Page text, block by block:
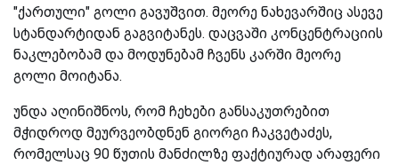
"ქართული" გოლი გავუშვით. მეორე ნახევარშიც ასევე
სტანდარტიდან გაგვიტანეს. დაცვაში კონცენტრაციის
ნაკლებობამ და მოდუნებამ ჩვენს კარში მეორე
გოლი მოიტანა.
უნდა აღინიშნოს, რომ ჩეხები განსაკუთრებით
მჭიდროდ მეურვეობდნენ გიორგი ჩაკვეტაძეს,
რომელსაც 90 წუთის მანძილზე ფაქტიურად არაფერი